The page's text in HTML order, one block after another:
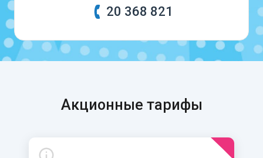
20 368 821
Акционные тарифы